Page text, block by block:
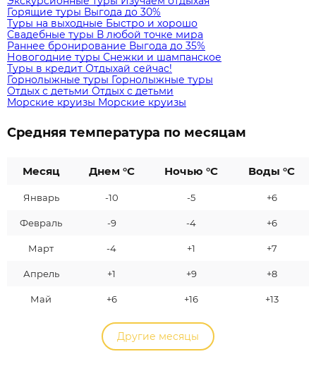
Горящие туры Выгода до 30%
Туры на выходные Быстро и хорошо
Свадебные туры В любой точке мира
Раннее бронирование Выгода до 35%
Новогодние туры Снежки и шампанское
Туры в кредит Отдыхай сейчас!
Горнолыжные туры Горнолыжные туры
Отдых с детьми Отдых с детьми
Морские круизы Морские круизы
Средняя температура по месяцам
Месяц Днем °C Ночью °C Воды °C
Январь -10 -5 +6
Февраль -9 -4 +6
Март -4 +1 +7
Апрель +1 +9 +8
Май +6 +16 +13
Другие месяцы